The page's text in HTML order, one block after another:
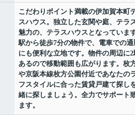
こだわりポイント満載の伊加賀本町
スハウス。独立した玄関や庭、テラ
魅力の、テラスハウスとなっています
駅から徒歩7分の物件で、電車での通
にも便利な立地です。物件の周辺に2
あるので移動範囲も広がります。枚
や京阪本線枚方公園付近であなたの
フスタイルに合った賃貸戸建て探し
緒に探しましょう。全力でサポート
ます。